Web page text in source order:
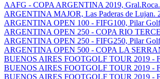
AAFG - COPA ARGENTINA 2019, Gral.Roca.
ARGENTINA MAJOR, Las Paderas de Lujan.
ARGENTINA OPEN 100 - FIFG100, Pilar
ARGENTINA OPEN 250 - COPA RIO
ARGENTINA OPEN 250 - FIFG250, Pilar
ARGENTINA OPEN 500 - COPA LA
BUENOS AIRES FOOTGOLF TOUR 2019 -
BUENOS AIRES FOOTGOLF TOUR 2019 -
BUENOS AIRES FOOTGOLF TOUR 2019 -